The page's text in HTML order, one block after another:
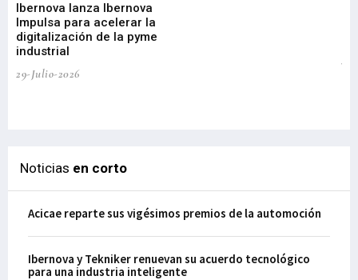
Ibernova lanza Ibernova
Impulsa para acelerar la
digitalización de la pyme
industrial
29-Julio-2026
Noticias en corto
Acicae reparte sus vigésimos premios de la automoción
Ibernova y Tekniker renuevan su acuerdo tecnológico
para una industria inteligente